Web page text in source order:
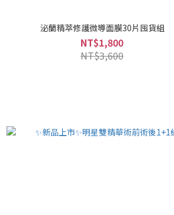
泌蘭精萃修護微導面膜30片囤貨組
NT$1,800
NT$3,600